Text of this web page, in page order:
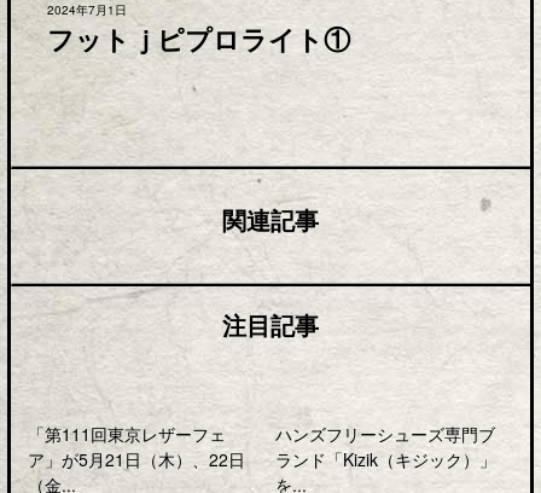
2024年7月1日
フットｊピプロライト①
関連記事
注目記事
「第111回東京レザーフェ
ア」が5月21日（木）、22日
（金...
ハンズフリーシューズ専門ブ
ランド「Kizik（キジック）」
を...